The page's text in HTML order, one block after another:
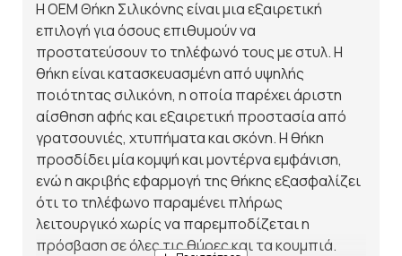
Η OEM Θήκη Σιλικόνης είναι μια εξαιρετική
επιλογή για όσους επιθυμούν να
προστατεύσουν το τηλέφωνό τους με στυλ. Η
θήκη είναι κατασκευασμένη από υψηλής
ποιότητας σιλικόνη, η οποία παρέχει άριστη
αίσθηση αφής και εξαιρετική προστασία από
γρατσουνιές, χτυπήματα και σκόνη. Η θήκη
προσδίδει μία κομψή και μοντέρνα εμφάνιση,
ενώ η ακριβής εφαρμογή της θήκης εξασφαλίζει
ότι το τηλέφωνο παραμένει πλήρως
λειτουργικό χωρίς να παρεμποδίζεται η
πρόσβαση σε όλες τις θύρες και τα κουμπιά.